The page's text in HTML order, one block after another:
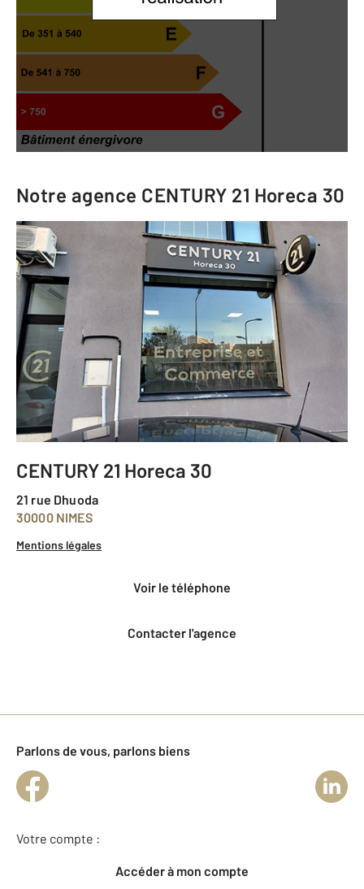
Notre agence CENTURY 21 Horeca 30
CENTURY 21 Horeca 30
21 rue Dhuoda
30000 NIMES
Mentions légales
voir le téléphone
Contacter l'agence
Parlons de vous, parlons biens
Votre compte :
Accéder à mon compte